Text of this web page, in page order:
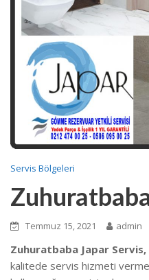
Servis Bölgeleri
Temmuz 15, 2021 admin
Zuhuratbaba Japar Servis,
kalitede servis hizmeti